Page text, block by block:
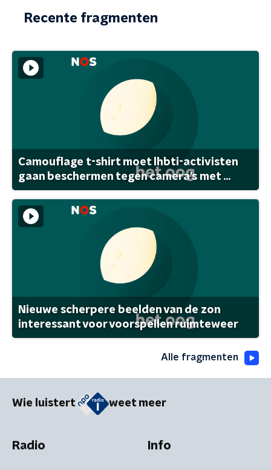
Recente fragmenten
Camouflage t-shirt moet lhbti-activisten
gaan beschermen tegen camera's met ...
Nieuwe scherpere beelden van de zon
interessant voor voorspellen ruimteweer
Alle fragmenten
Wie luistert weet meer
Radio Info